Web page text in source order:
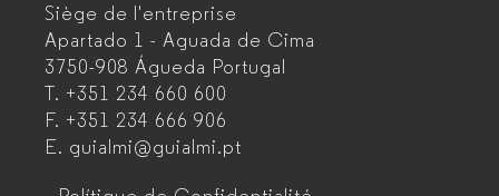
Siège de l'entreprise
Apartado 1 - Aguada de Cima
3750-908 Águeda Portugal
T. +351 234 660 600
F. +351 234 666 906
E. guialmi@guialmi.pt